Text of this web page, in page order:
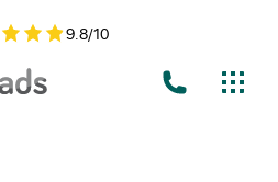
9.8/10